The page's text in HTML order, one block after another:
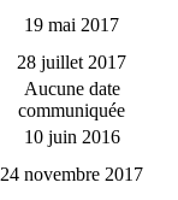
19 mai 2017
28 juillet 2017
Aucune date
communiquée
10 juin 2016
24 novembre 2017